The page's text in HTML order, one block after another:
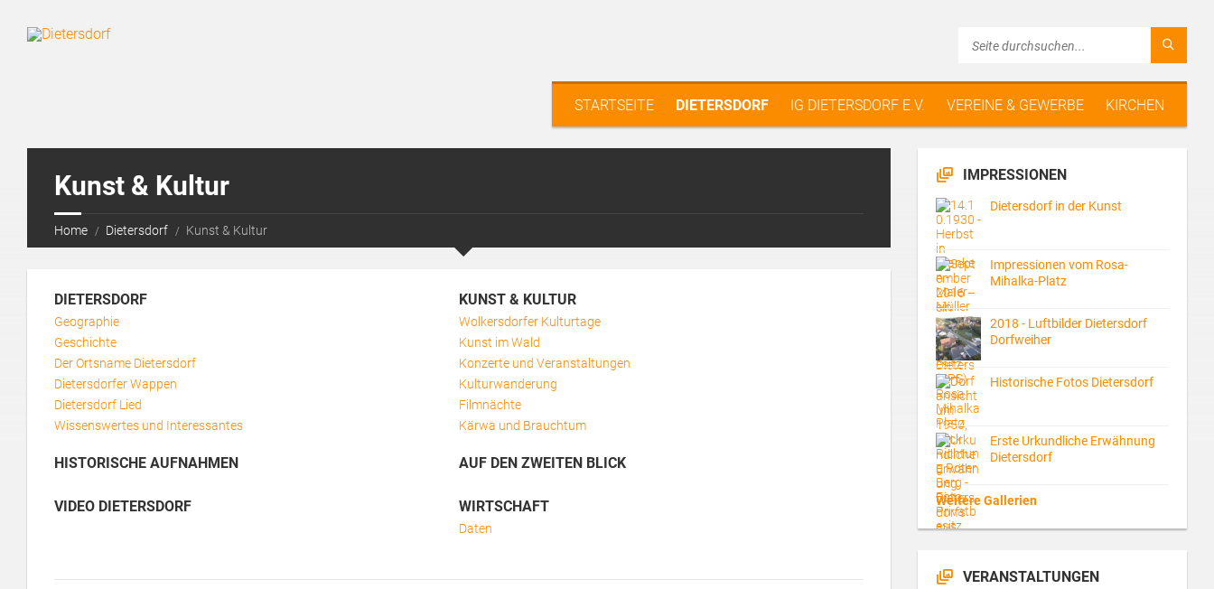
STARTSEITE DIETERSDORF IG DIETERSDORF E.V. VEREINE & GEWERBE KIRCHEN
Kunst & Kultur
Home Dietersdorf Kunst & Kultur
DIETERSDORF
Geographie
Geschichte
Der Ortsname Dietersdorf
Dietersdorfer Wappen
Dietersdorf Lied
Wissenswertes und Interessantes
KUNST & KULTUR
Wolkersdorfer Kulturtage
Kunst im Wald
Konzerte und Veranstaltungen
Kulturwanderung
Filmnächte
Kärwa und Brauchtum
HISTORISCHE AUFNAHMEN AUF DEN ZWEITEN BLICK
VIDEO DIETERSDORF WIRTSCHAFT
Daten
IMPRESSIONEN
Dietersdorf in der Kunst
Impressionen vom Rosa-
Mihalka-Platz
2018 - Luftbilder Dietersdorf
Dorfweiher
Historische Fotos Dietersdorf
Erste Urkundliche Erwähnung
Dietersdorf
Weitere Gallerien
VERANSTALTUNGEN